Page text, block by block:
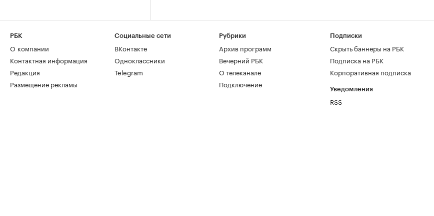
РБК
О компании
Контактная информация
Редакция
Размещение рекламы
Социальные сети
ВКонтакте
Одноклассники
Telegram
Рубрики
Архив программ
Вечерний РБК
О телеканале
Подключение
Подписки
Скрыть баннеры на РБК
Подписка на РБК
Корпоративная подписка
Уведомления
RSS